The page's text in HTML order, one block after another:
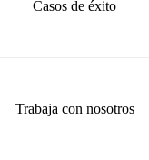
Casos de éxito
Trabaja con nosotros